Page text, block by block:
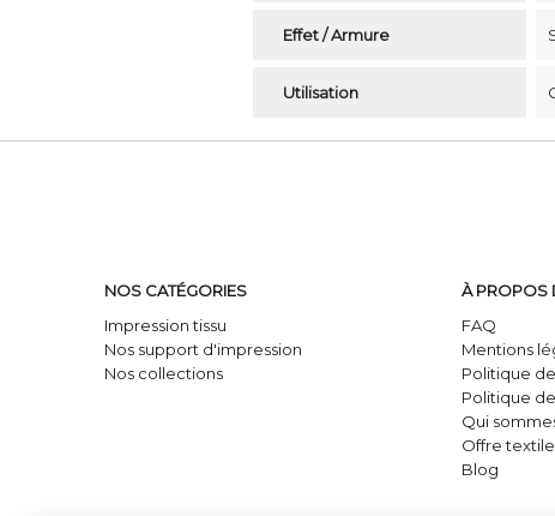
Effet / Armure
Utilisation
NOS CATÉGORIES
Impression tissu
Nos support d'impression
Nos collections
À PROPOS
FAQ
Mentions
Politique
Politique
Qui
Offre textile
Blog